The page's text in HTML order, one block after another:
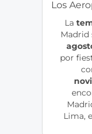
La
Madrid
por
Lima,